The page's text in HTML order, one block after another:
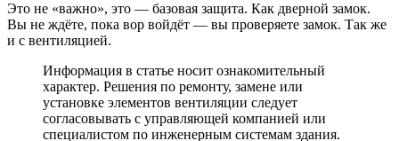
Это не «важно», это — базовая защита. Как дверной замок.
Вы не ждёте, пока вор войдёт — вы проверяете замок. Так же
и с вентиляцией.
Информация в статье носит ознакомительный
характер. Решения по ремонту, замене или
установке элементов вентиляции следует
согласовывать с управляющей компанией или
специалистом по инженерным системам здания.